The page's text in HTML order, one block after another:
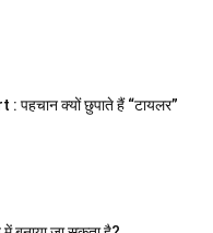
क्यों छुपाते हैं “टायलर”